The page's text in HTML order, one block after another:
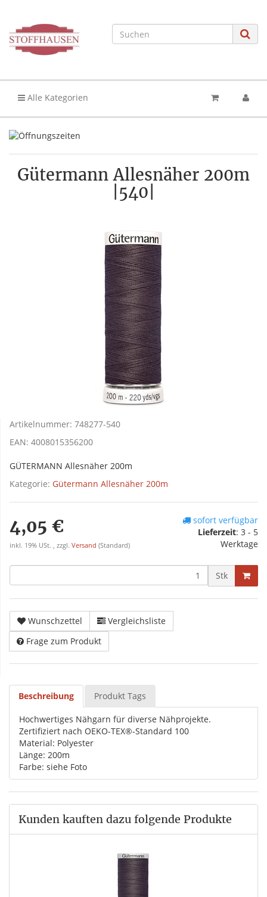
Alle Kategorien
Gütermann Allesnäher 200m
|540|
Artikelnummer: 748277-540
EAN: 4008015356200
GÜTERMANN Allesnäher 200m
Kategorie: Gütermann Allesnäher 200m
4,05 €
inkl. 19% USt. , zzgl. Versand (Standard)
sofort verfügbar
Lieferzeit: 3 - 5
Werktage
Stk
Wunschzettel
Vergleichsliste
Frage zum Produkt
Beschreibung Produkt Tags
Hochwertiges Nähgarn für diverse Nähprojekte.
Zertifiziert nach OEKO-TEX®-Standard 100
Material: Polyester
Länge: 200m
Farbe: siehe Foto
Kunden kauften dazu folgende Produkte